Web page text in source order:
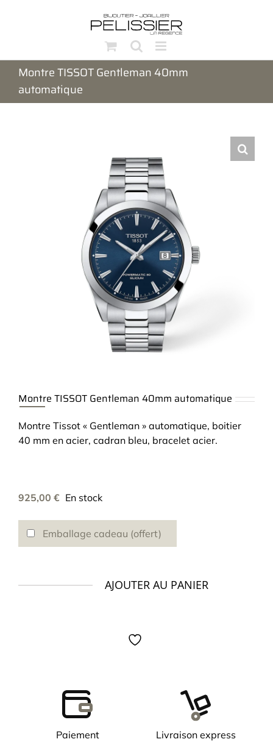
Montre TISSOT Gentleman 40mm
automatique
Montre TISSOT Gentleman 40mm automatique
Montre Tissot « Gentleman » automatique, boitier
40 mm en acier, cadran bleu, bracelet acier.
925,00 € En stock
Emballage cadeau (offert)
AJOUTER AU PANIER
Paiement
Livraison express